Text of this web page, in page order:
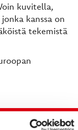
kuvitella,
kanssa on
tekemistä